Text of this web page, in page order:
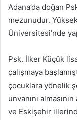
Adana’da doğan
mezunudur.
Üniversitesi’nde
Psk. İlker Küçük
çalışmaya
çocuklara yönelik
unvanını
ve Eskişehir